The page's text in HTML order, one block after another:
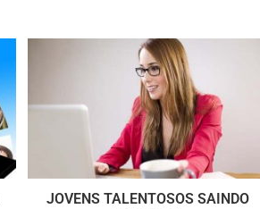
JOVENS TALENTOSOS SAINDO